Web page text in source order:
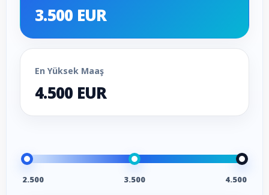
3.500 EUR
En Yüksek Maaş
4.500 EUR
2.500 3.500 4.500